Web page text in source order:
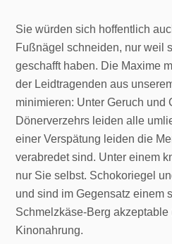
Sie würden sich hoffentlich
Fußnägel schneiden, nur weil
geschafft haben. Die Maxime
der Leidtragenden aus
minimieren: Unter Geruch und
Dönerverzehrs leiden alle
einer Verspätung leiden die
verabredet sind. Unter einem
nur Sie selbst. Schokoriegel
und sind im Gegensatz einem
Schmelzkäse-Berg akzeptable
Kinonahrung.